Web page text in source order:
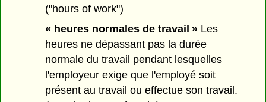
("hours of work")
« heures normales de travail » Les
heures ne dépassant pas la durée
normale du travail pendant lesquelles
l'employeur exige que l'employé soit
présent au travail ou effectue son travail.